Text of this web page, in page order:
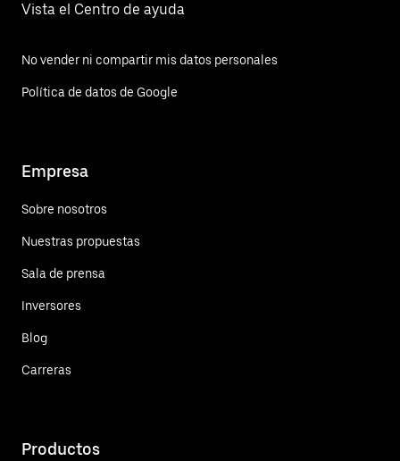
Vista el Centro de ayuda
No vender ni compartir mis datos personales
Política de datos de Google
Empresa
Sobre nosotros
Nuestras propuestas
Sala de prensa
Inversores
Blog
Carreras
Productos